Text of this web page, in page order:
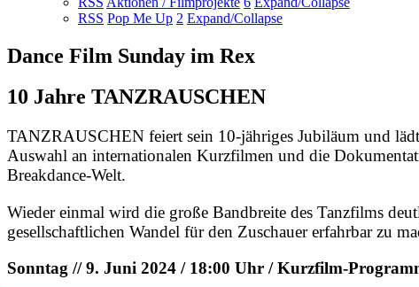
RSS Pop Me Up 2 Expand/Collapse
Dance Film Sunday im Rex
10 Jahre TANZRAUSCHEN
TANZRAUSCHEN feiert sein 10-jähriges Jubiläum und
Auswahl an internationalen Kurzfilmen und die
Breakdance-Welt.
Wieder einmal wird die große Bandbreite des Tanzfilms
gesellschaftlichen Wandel für den Zuschauer erfahrbar zu
Sonntag // 9. Juni 2024 / 18:00 Uhr / Kurzfilm-